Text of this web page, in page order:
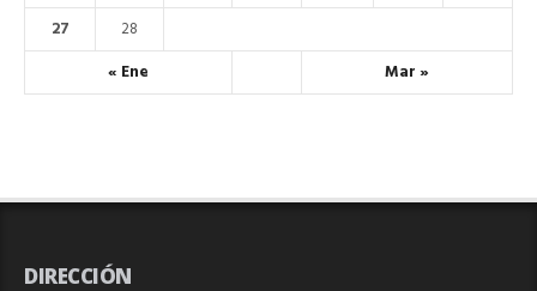
« Ene Mar »
27
28
DIRECCIÓN